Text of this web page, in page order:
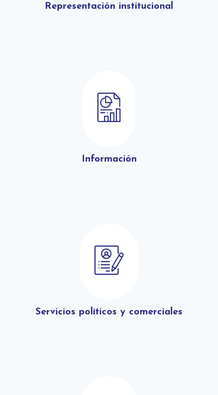
Representación institucional
Información
Servicios políticos y comerciales